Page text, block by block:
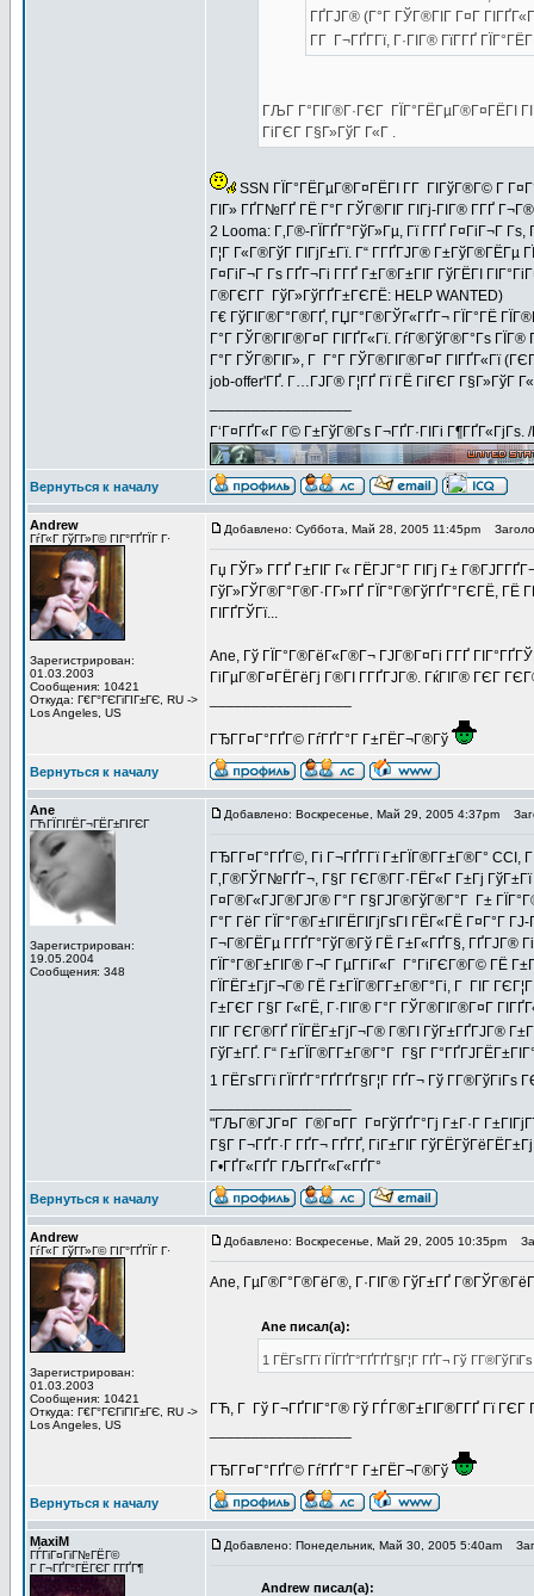
ГҐГЈГ® (Г°Г ГЎГ®ГІГ Г¤Г
Г­Г Г¬ГҐГ­Гї, Г·ГІГ® ГїГ­ГҐ
ГЉГ Г°ГІГ®Г·ГЄГ ГЇГ°ГЁГµГ®Г¤ГЁГІ
ГіГЄГ Г§Г»ГўГ Г«Г .
SSN ГЇГ°ГЁГµГ®Г¤ГЁГІ Г­Г ГІГўГ®Г© Г
ГІГ» ГҐГ№ГҐ ГЁ Г°Г ГЎГ®ГІГ ГІГј-ГІГ® Г­ГҐ
2 Looma: Г‚Г®-ГЇГҐГ°ГўГ»Гµ, Гї Г­ГҐ Г¤ГіГ¬Г
Г¦Г Г«Г®ГўГ ГІГјГ±Гї. Г“ Г­ГҐГЈГ®
Г¤ГіГ¬Г Гѕ ГҐГ¬Гі Г­ГҐ Г±Г®Г±ГІГ ГўГЁГІ
Г®ГЄГ­Г ГўГ»ГўГҐГ±ГЄГЁ: HELP WANTED)
Г€ ГўГІГ®Г°Г®ГҐ, ГЏГ°Г®ГЎГ«ГҐГ¬ ГЇГ°ГЁ
Г°Г ГЎГ®ГІГ®Г¤Г ГІГҐГ«Гї. ГѓГ®ГўГ®Г°Гѕ
Г°Г ГЎГ®ГІГ», Г Г°Г ГЎГ®ГІГ®Г¤Г ГІГҐГ«Гї
job-offer'ГҐ. Г…ГЈГ® Г¦ГҐ Гї ГЁ ГіГЄГ Г§Г»ГўГ
Г‘Г¤ГҐГ«Г Г© Г±ГўГ®Гѕ Г¬ГҐГ·ГІГі Г¶ГҐГ«ГјГѕ.
Вернуться к началу
Andrew
ГѓГ«Г ГўГ­Г»Г© ГІГ°ГҐГЇГ Г·
Зарегистрирован:
01.03.2003
Сообщения: 10421
Откуда: Г€Г°ГЄГіГІГ±ГЄ, RU ->
Los Angeles, US
Добавлено: Суббота, Май 28, 2005 11:45pm
Гџ ГЎГ» Г­ГҐ Г±ГІГ Г« ГЁГЈГ°Г ГІГј Г±
ГўГ»ГЎГ®Г°Г®Г·Г­Г»ГҐ ГЇГ°Г®ГўГҐГ°ГЄГЁ, ГЁ
ГІГҐГЎГї...
Ane, Гў ГЇГ°Г®ГёГ«Г®Г¬ ГЈГ®Г¤Гі Г­ГҐ
ГіГµГ®Г¤ГЁГёГј Г®ГІ Г­ГҐГЈГ®. ГќГІГ® ГЄГ
ГЂГ­Г¤Г°ГҐГ© ГѓГҐГ°Г Г±ГЁГ¬Г®Гў
Вернуться к началу
Ane
ГЋГЇГІГЁГ¬ГЁГ±ГІГЄГ
Зарегистрирован:
19.05.2004
Сообщения: 348
Добавлено: Воскресенье, Май 29, 2005 4:37pm
ГЂГ­Г¤Г°ГҐГ©, Гі Г¬ГҐГ­Гї Г±ГЇГ®Г­Г±Г®Г° CCI,
Г‚Г®ГЎГ№ГҐГ¬, Г§Г ГЄГ®Г­Г·ГЁГ«Г Г±Гј
Г¤Г®Г«ГЈГ®ГЈГ® Г°Г Г§ГЈГ®ГўГ®Г°Г Г±
Г°Г ГёГ­ ГЇГ°Г®Г±ГІГЁГІГјГѕГІ ГЁГ«ГЁ Г¤Г°Г
Г¬Г®ГЁГµ Г­ГҐГ°ГўГ®Гў ГЁ Г±Г«ГҐГ§, ГҐГЈГ®
ГЇГ°Г®Г±ГІГ® Г¬Г ГµГ­ГіГ«Г Г°ГіГЄГ®Г© ГЁ
ГЇГЁГ±ГјГ¬Г® ГЁ Г±ГЇГ®Г­Г±Г®Г°Гі, Г ГІГ
Г±ГЄГ Г§Г Г«ГЁ, Г·ГІГ® Г°Г ГЎГ®ГІГ®Г¤Г
ГІГ ГЄГ®ГҐ ГЇГЁГ±ГјГ¬Г® Г®ГІ ГўГ±ГҐГЈГ®
ГўГ±ГҐ. Г“ Г±ГЇГ®Г­Г±Г®Г°Г Г§Г
1 ГЁГѕГ­Гї ГЇГҐГ°ГҐГҐГ§Г¦Г ГҐГ¬ Гў
"ГЉГ®ГЈГ¤Г Г®Г¤Г­Г Г¤ГўГҐГ°Гј Г±Г·Г
Г§Г Г¬ГҐГ·Г ГҐГ¬ ГҐГҐ, ГіГ±ГІГ
Г•ГҐГ«ГҐГ­ ГЉГҐГ«Г«ГҐГ°
Вернуться к началу
Andrew
ГѓГ«Г ГўГ­Г»Г© ГІГ°ГҐГЇГ Г·
Зарегистрирован:
01.03.2003
Сообщения: 10421
Откуда: Г€Г°ГЄГіГІГ±ГЄ, RU ->
Los Angeles, US
Добавлено: Воскресенье, Май 29, 2005 10:35pm
Ane, ГµГ®Г°Г®ГёГ®, Г·ГІГ® ГўГ±ГҐ
Ane писал(а):
1 ГЁГѕГ­Гї ГЇГҐГ°ГҐГҐГ§Г¦Г ГҐГ¬ Гў
ГЋ, Г Гў Г¬ГҐГІГ°Г® Гў ГЃГ®Г±ГІГ®Г­ГҐ Гї
ГЂГ­Г¤Г°ГҐГ© ГѓГҐГ°Г Г±ГЁГ¬Г®Гў
Вернуться к началу
MaxiM
ГЃГіГ¤ГіГ№ГЁГ©
Г Г¬ГҐГ°ГЁГЄГ Г­ГҐГ¶
Добавлено: Понедельник, Май 30, 2005 5:40am
Andrew писал(а):